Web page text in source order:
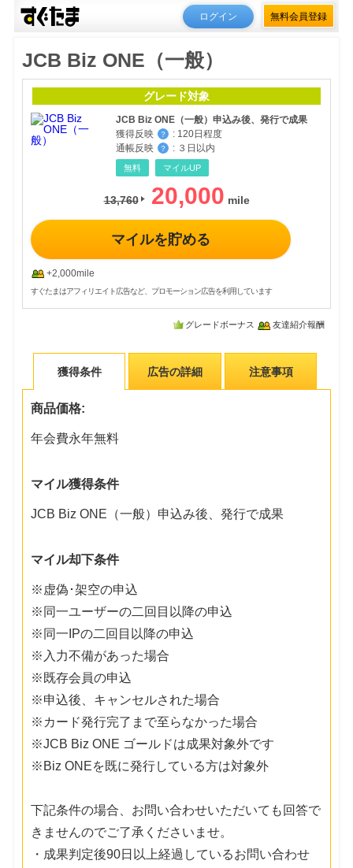
ログイン 無料会員登録
JCB Biz ONE（一般）
グレード対象
JCB Biz ONE（一般）申込み後、発行で成果
獲得反映
？ : 120日程度
通帳反映
？ : ３日以内
無料 マイルUP
13,760 20,000
マイルを貯める
+2,000mile
すぐたまはアフィリエイト広告など、プロモーション広告を利用しています
グレードボーナス 友達紹介報酬
獲得条件 広告の詳細 注意事項
商品価格:
年会費永年無料
マイル獲得条件
JCB Biz ONE（一般）申込み後、発行で成果
マイル却下条件
※虚偽･架空の申込
※同一ユーザーの二回目以降の申込
※同一IPの二回目以降の申込
※入力不備があった場合
※既存会員の申込
※申込後、キャンセルされた場合
※カード発行完了まで至らなかった場合
※JCB Biz ONE ゴールドは成果対象外です
※Biz ONEを既に発行している方は対象外
下記条件の場合、お問い合わせいただいても回答で
きませんのでご了承くださいませ。
・成果判定後90日以上経過しているお問い合わせ